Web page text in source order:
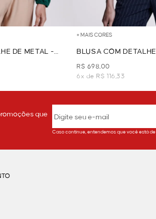
DE METAL -
+ MAIS CORES
BLUSA COM
MARINHO
R$ 698,00
6x de R$ 116,33
que
Caso continue, entendemos que você está